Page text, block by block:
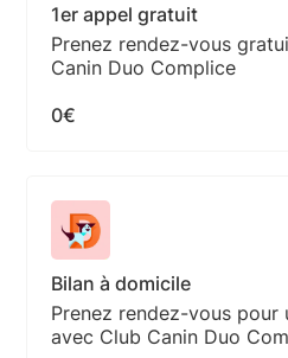
1er appel gratuit
Prenez rendez-vous
Canin Duo Complice
0€
Bilan à domicile
Prenez rendez-vous pour
avec Club Canin Duo